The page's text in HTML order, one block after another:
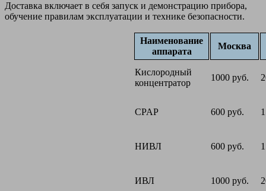
Доставка включает в себя запуск и демонстрацию прибора,
обучение правилам эксплуатации и технике безопасности.
Наименование
аппарата
Москва
Кислородный
концентратор
1000 руб.
CPAP 600 руб.
НИВЛ 600 руб.
ИВЛ 1000 руб.